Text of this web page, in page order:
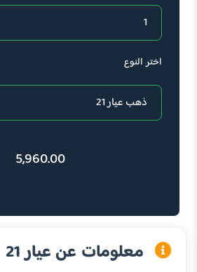
اختر النوع
5,960.00
معلومات عن عيار 21